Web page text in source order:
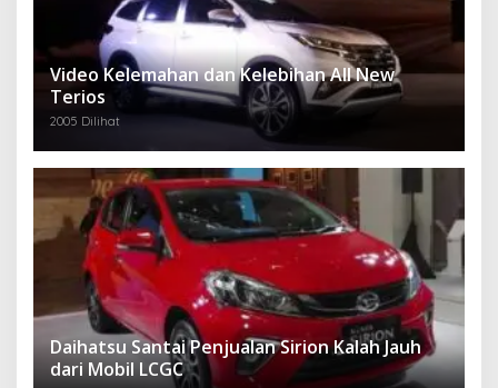
Video Kelemahan dan Kelebihan All New
Terios
2005 Dilihat
Daihatsu Santai Penjualan Sirion Kalah Jauh
dari Mobil LCGC